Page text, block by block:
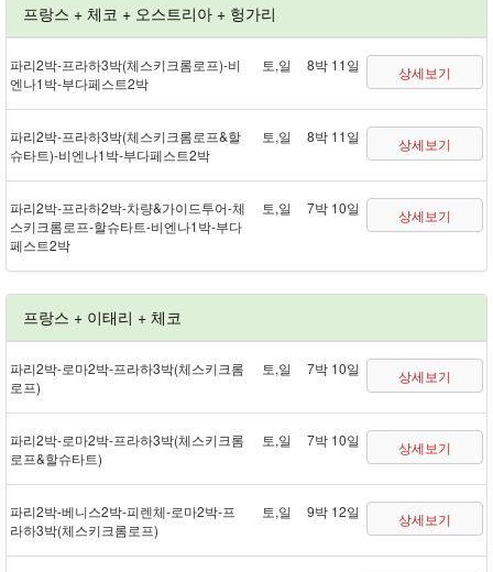
프랑스 + 체코 + 오스트리아 + 헝가리
파리 2박 - 프라하 3박(체스키크롬로프) - 비
엔나 1박 - 부다페스트 2박
토,일 8박 11일 상세보기
파리 2박 - 프라하 3박(체스키크롬로프&할
슈타트) - 비엔나 1박 - 부다페스트 2박
토,일 8박 11일 상세보기
파리 2박 - 프라하 2박 - 차량&가이드투어 - 체
스키크롬로프 - 할슈타트 - 비엔나 1박 - 부다
페스트 2박
토,일 7박 10일 상세보기
프랑스 + 이태리 + 체코
파리 2박 - 로마 2박 - 프라하 3박(체스키크롬
로프)
토,일 7박 10일 상세보기
파리 2박 - 로마 2박 - 프라하 3박(체스키크롬
로프&할슈타트)
토,일 7박 10일 상세보기
파리 2박 - 베니스 2박 - 피렌체 - 로마 2박 - 프
라하 3박(체스키크롬로프)
토,일 9박 12일 상세보기